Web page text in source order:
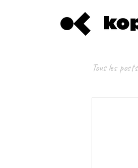
Tous les posts